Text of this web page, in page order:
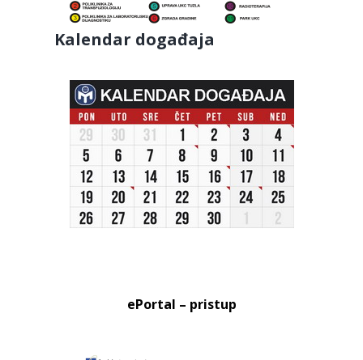
Kalendar događaja
ePortal – pristup